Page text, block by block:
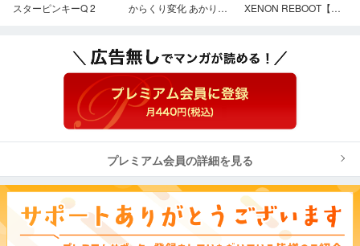
スターピンキーQ 2 からくり変化 あかりミックス！ 1 XENON REBOOT【分冊版】 Chapter1.STRANGERS When We Meet⑤
プレミアム会員の詳細を見る